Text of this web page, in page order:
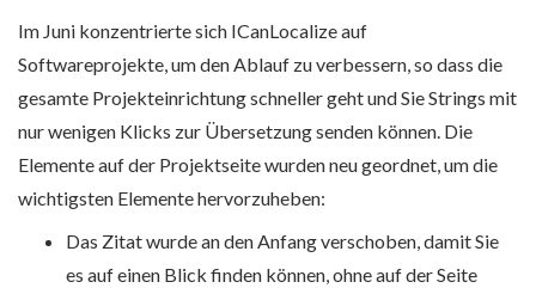
Im Juni konzentrierte sich ICanLocalize auf
Softwareprojekte, um den Ablauf zu verbessern, so dass die
gesamte Projekteinrichtung schneller geht und Sie Strings mit
nur wenigen Klicks zur Übersetzung senden können. Die
Elemente auf der Projektseite wurden neu geordnet, um die
wichtigsten Elemente hervorzuheben:
Das Zitat wurde an den Anfang verschoben, damit Sie
es auf einen Blick finden können, ohne auf der Seite